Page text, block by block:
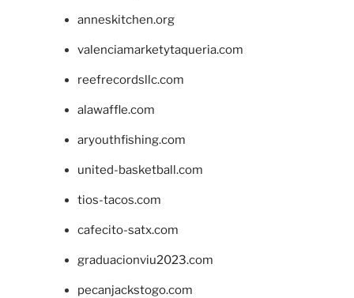
anneskitchen.org
valenciamarketytaqueria.com
reefrecordsllc.com
alawaffle.com
aryouthfishing.com
united-basketball.com
tios-tacos.com
cafecito-satx.com
graduacionviu2023.com
pecanjackstogo.com